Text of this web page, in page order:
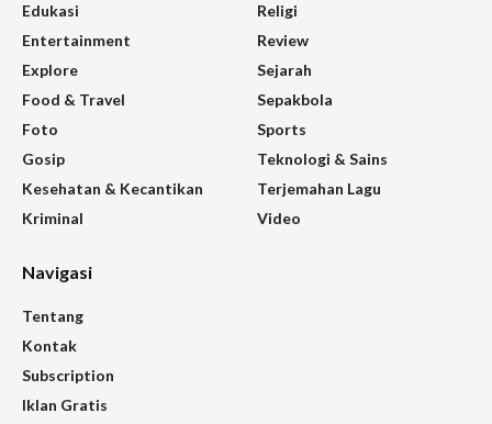
Edukasi
Entertainment
Explore
Food & Travel
Foto
Gosip
Kesehatan & Kecantikan
Kriminal
Religi
Review
Sejarah
Sepakbola
Sports
Teknologi & Sains
Terjemahan Lagu
Video
Navigasi
Tentang
Kontak
Subscription
Iklan Gratis